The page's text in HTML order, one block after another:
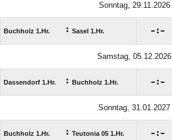
Sonntag, 29.11.2026
Buchholz 1.Hr. : Sasel 1.Hr. :
Samstag, 05.12.2026
Dassendorf 1.Hr. : Buchholz 1.Hr. :
Sonntag, 31.01.2027
Buchholz 1.Hr. : Teutonia 05 1.Hr. :